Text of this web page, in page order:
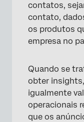
contatos,
contato,
os produtos
empresa no
Quando se
obter
igualmente
operacionais
que os